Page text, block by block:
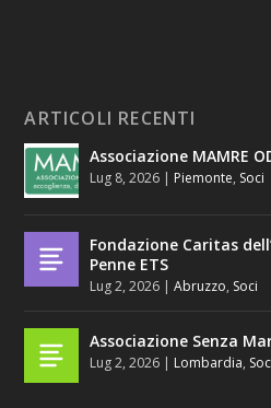
ARTICOLI RECENTI
Associazione MAMRE
Lug 8, 2026 | Piemonte, Soci
Fondazione Caritas
Penne ETS
Lug 2, 2026 |Abruzzo, Soci
Associazione Senza
Lug 2, 2026 | Lombardia,